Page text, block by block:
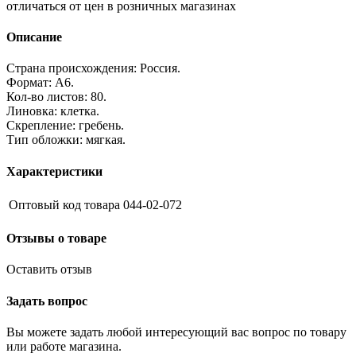
отличаться от цен в розничных магазинах
Описание
Страна происхождения: Россия.
Формат: А6.
Кол-во листов: 80.
Линовка: клетка.
Скрепление: гребень.
Тип обложки: мягкая.
Характеристики
Оптовый код товара 044-02-072
Отзывы о товаре
Оставить отзыв
Задать вопрос
Вы можете задать любой интересующий вас вопрос по товару
или работе магазина.